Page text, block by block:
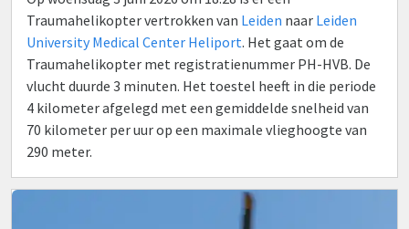
Traumahelikopter vertrokken van Leiden naar Leiden
University Medical Center Heliport. Het gaat om de
Traumahelikopter met registratienummer PH-HVB. De
vlucht duurde 3 minuten. Het toestel heeft in die periode
4 kilometer afgelegd met een gemiddelde snelheid van
70 kilometer per uur op een maximale vlieghoogte van
290 meter.